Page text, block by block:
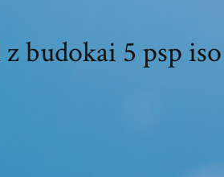
budokai 5 psp iso